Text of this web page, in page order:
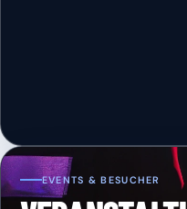
EVENTS & BESUCHER